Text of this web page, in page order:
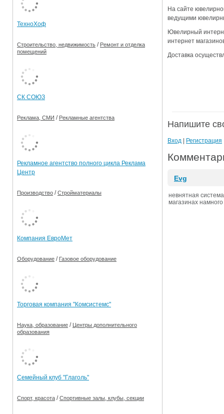
Ограничения движения транспорта на майские
Электронные транспортные карты
На сайте
ведущими
Ювелирный
интернет
Доставка
Напишите
Вход Регистрация
Evg
невнятная
магазинах
ТехноХоф
Строительство, недвижимость / Ремонт и отделка
помещений
СК СОЮЗ
Реклама, СМИ / Рекламные агентства
Рекламное агентство полного цикла Реклама
Центр
Производство /Стройматериалы
Компания ЕвроМет
Оборудование / Газовое оборудование
Торговая компания "Комсистемс"
Наука, образование / Центры дополнительного
образования
Семейный клуб "Глаголь"
Спорт, красота /Спортивные залы, клубы, секции